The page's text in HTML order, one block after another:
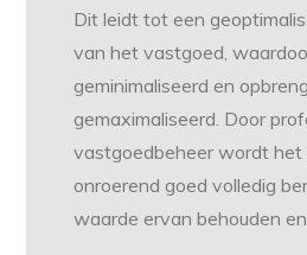
Dit leidt tot een
van het vastgoed,
geminimaliseerd en
gemaximaliseerd. Door
vastgoedbeheer wordt
onroerend goed volledig
waarde ervan behouden